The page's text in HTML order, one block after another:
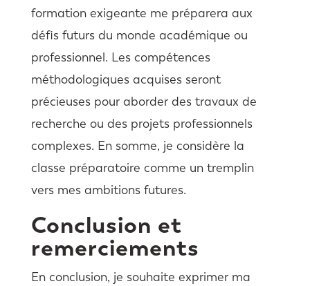
formation exigeante me préparera aux
défis futurs du monde académique ou
professionnel. Les compétences
méthodologiques acquises seront
précieuses pour aborder des travaux de
recherche ou des projets professionnels
complexes. En somme, je considère la
classe préparatoire comme un tremplin
vers mes ambitions futures.
Conclusion et
remerciements
En conclusion, je souhaite exprimer ma